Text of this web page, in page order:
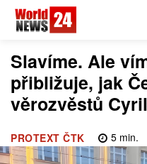
Slavíme. Ale
přibližuje, jak
věrozvěstů
PROTEXT ČTK 5min.